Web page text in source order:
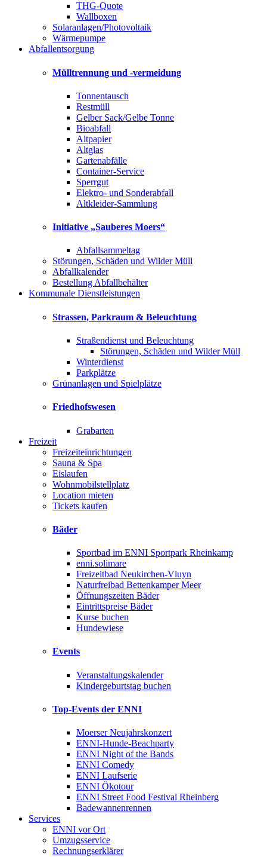
THG-Quote
Wallboxen
Solaranlagen/Photovoltaik
Wärmepumpe
Abfallentsorgung
Mülltrennung und -vermeidung
Tonnentausch
Restmüll
Gelber Sack/Gelbe Tonne
Bioabfall
Altpapier
Altglas
Gartenabfälle
Container-Service
Sperrgut
Elektro- und Sonderabfall
Altkleider-Sammlung
Initiative „Sauberes Moers“
Abfallsammeltag
Störungen, Schäden und Wilder Müll
Abfallkalender
Bestellung Abfallbehälter
Kommunale Dienstleistungen
Strassen, Parkraum & Beleuchtung
Straßendienst und Beleuchtung
Störungen, Schäden und Wilder Müll
Winterdienst
Parkplätze
Grünanlagen und Spielplätze
Friedhofswesen
Grabarten
Freizeit
Freizeiteinrichtungen
Sauna & Spa
Eislaufen
Wohnmobilstellplatz
Location mieten
Tickets kaufen
Bäder
Sportbad im ENNI Sportpark Rheinkamp
enni.solimare
Freizeitbad Neukirchen-Vluyn
Naturfreibad Bettenkamper Meer
Öffnungszeiten Bäder
Eintrittspreise Bäder
Kurse buchen
Hundewiese
Events
Veranstaltungskalender
Kindergeburtstag buchen
Top-Events der ENNI
Moerser Neujahrskonzert
ENNI-Hunde-Beachparty
ENNI Night of the Bands
ENNI Comedy
ENNI Laufserie
ENNI Ökotour
ENNI Street Food Festival Rheinberg
Badewannenrennen
Services
ENNI vor Ort
Umzugsservice
Rechnungserklärer